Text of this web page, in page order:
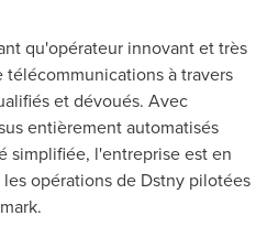
qu'opérateur innovant et très
à travers
et dévoués. Avec
entièrement automatisés
simplifiée, l'entreprise est en
opérations de Dstny pilotées